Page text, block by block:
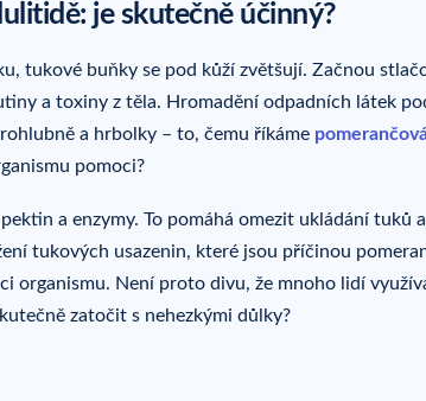
je skutečně účinný?
tukové buňky se pod kůží zvětšují. Začnou
a toxiny z těla. Hromadění odpadních látek
a hrbolky – to, čemu říkáme
pomoci?
a enzymy. To pomáhá omezit ukládání
tukových usazenin, které jsou příčinou
organismu. Není proto divu, že mnoho lidí
zatočit s nehezkými důlky?